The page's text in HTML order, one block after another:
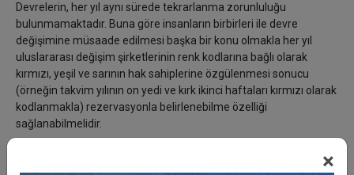
×
Devrelerin, her yıl aynı sürede tekrarlanma zorunluluğu
bulunmamaktadır. Buna göre insanların birbirleri ile devre
değişimine müsaade edilmesi başka bir konu olmakla her yıl
uluslararası değişim şirketlerinin renk kodlarına bağlı olarak
kırmızı, yeşil ve sarının hak sahiplerine özgülenmesi sonucu
(örneğin takvim yılının on yedi ve kırk ikinci haftaları kırmızı olarak
kodlanmakla) rezervasyonla belirlenebilme özelliği
sağlanabilmelidir.